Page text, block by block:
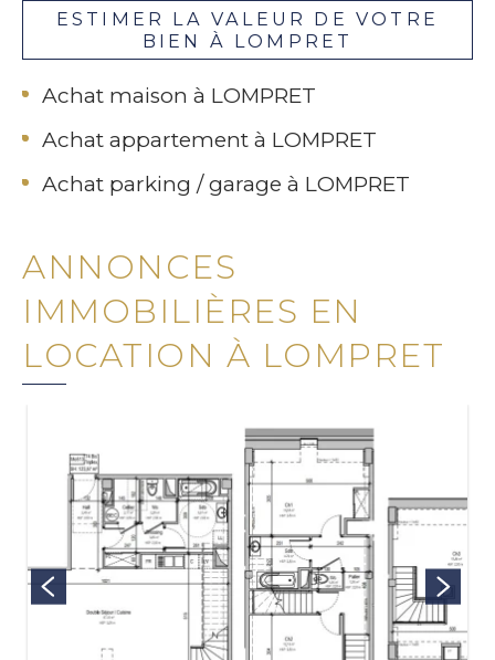
ESTIMER LA VALEUR DE VOTRE
BIEN À LOMPRET
Achat maison à LOMPRET
Achat appartement à LOMPRET
Achat parking / garage à LOMPRET
ANNONCES
IMMOBILIÈRES EN
LOCATION À LOMPRET